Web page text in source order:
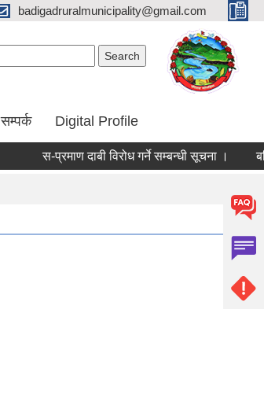
badigadruralmunicipality@gmail.com
सम्पर्क Digital Profile
स-प्रमाण दाबी विरोध गर्ने सम्बन्धी सूचना ।